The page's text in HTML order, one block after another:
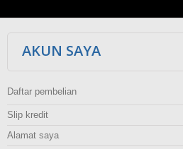
AKUN SAYA
Daftar pembelian
Slip kredit
Alamat saya